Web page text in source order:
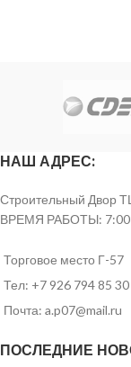
НАШ АДРЕС:
Строительный Двор
ВРЕМЯ РАБОТЫ:
Торговое место Г-57
Тел: +7 926 794 85
Почта: a.p07@mail.ru
ПОСЛЕДНИЕ